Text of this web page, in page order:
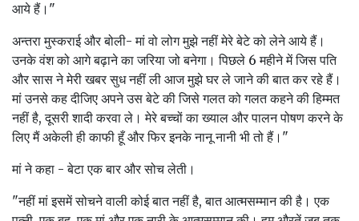
आये हैं।"
अन्तरा मुस्कराई और बोली- मां वो लोग मुझे नहीं मेरे बेटे को लेने आये हैं।
उनके वंश को आगे बढ़ाने का जरिया जो बनेगा। पिछले 6 महीने में जिस पति
और सास ने मेरी खबर सुध नहीं ली आज मुझे घर ले जाने की बात कर रहे हैं।
मां उनसे कह दीजिए अपने उस बेटे की जिसे गलत को गलत कहने की हिम्मत
नहीं है, दूसरी शादी करवा ले। मेरे बच्चों का ख्याल और पालन पोषण करने के
लिए मैं अकेली ही काफी हूँ और फिर इनके नानू नानी भी तो हैं।"
मां ने कहा - बेटा एक बार और सोच लेती।
"नहीं मां इसमें सोचने वाली कोई बात नहीं है, बात आत्मसम्मान की है। एक